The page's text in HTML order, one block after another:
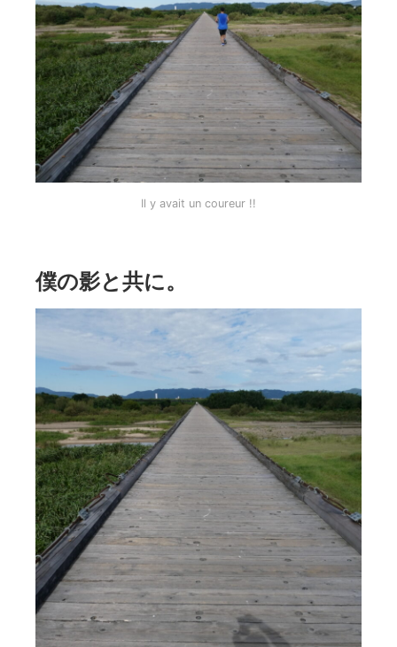
Il y avait un coureur !!
僕の影と共に。